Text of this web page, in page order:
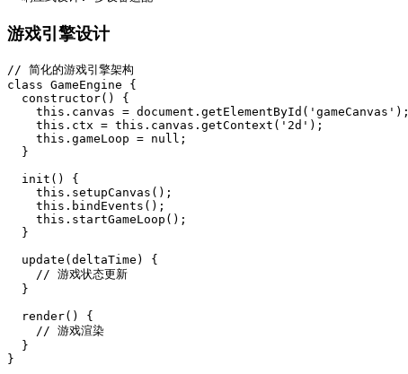
游戏引擎设计
// 简化的游戏引擎架构
class GameEngine {
  constructor() {
    this.canvas = document.getElementById('gameCanvas');
    this.ctx = this.canvas.getContext('2d');
    this.gameLoop = null;
  }
  init() {
    this.setupCanvas();
    this.bindEvents();
    this.startGameLoop();
  }
  update(deltaTime) {
    // 游戏状态更新
  }
  render() {
    // 游戏渲染
  }